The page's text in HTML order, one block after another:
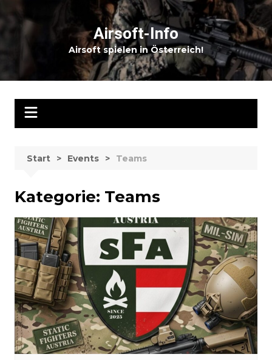
Inhalt
springen
Airsoft-Info
Airsoft spielen in Österreich!
Start Events Teams
Kategorie: Teams